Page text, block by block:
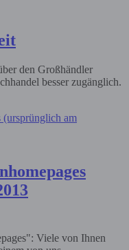
den Großhändler
besser zugänglich.
Viele von Ihnen